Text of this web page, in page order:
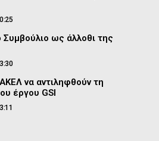
ως άλλοθι της
να αντιληφθούν τη
έργου GSI